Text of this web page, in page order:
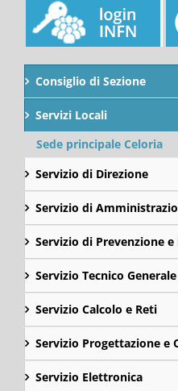
Consiglio di Sezione
Servizi Locali
Sede principale Celoria
Servizio di Direzione
Servizio di
Servizio di Prevenzione
Servizio Tecnico Generale
Servizio Calcolo e Reti
Servizio Progettazione e
Servizio Elettronica